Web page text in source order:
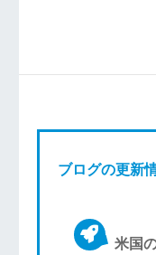
ブログの更新
米国